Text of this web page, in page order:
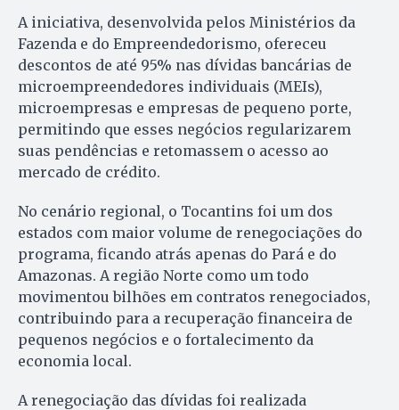
A iniciativa, desenvolvida pelos Ministérios da
Fazenda e do Empreendedorismo, ofereceu
descontos de até 95% nas dívidas bancárias de
microempreendedores individuais (MEIs),
microempresas e empresas de pequeno porte,
permitindo que esses negócios regularizarem
suas pendências e retomassem o acesso ao
mercado de crédito.
No cenário regional, o Tocantins foi um dos
estados com maior volume de renegociações do
programa, ficando atrás apenas do Pará e do
Amazonas. A região Norte como um todo
movimentou bilhões em contratos renegociados,
contribuindo para a recuperação financeira de
pequenos negócios e o fortalecimento da
economia local.
A renegociação das dívidas foi realizada